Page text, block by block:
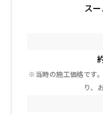
ス
※当時の施工価格です
り、